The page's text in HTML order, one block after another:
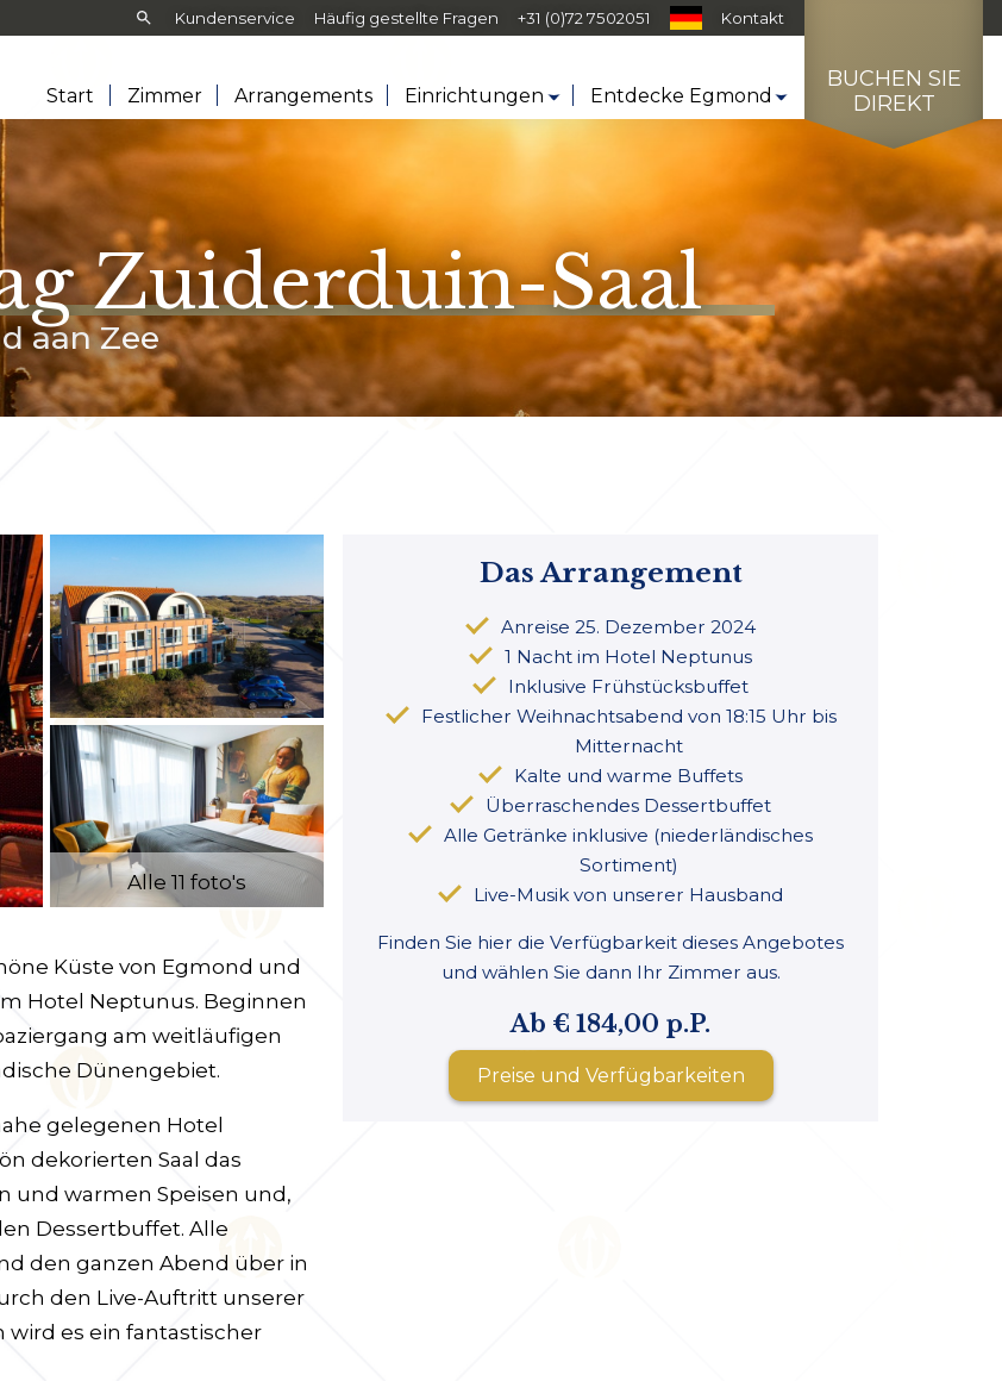
Frontend
search:
Kundenservice Häufig gestellte Fragen +31 (0)72 7502051 Kontakt
Start Zimmer Arrangements Einrichtungen Entdecke Egmond
BUCHEN SIE
DIREKT
Zuiderduin-Saal
aan Zee
Alle 11 foto's
Küste von Egmond und
Hotel Neptunus. Beginnen
am weitläufigen
Dünengebiet.
gelegenen Hotel
dekorierten Saal das
und warmen Speisen und,
Dessertbuffet. Alle
den ganzen Abend über in
den Live-Auftritt unserer
es ein fantastischer
Das Arrangement
Anreise 25. Dezember 2024
1 Nacht im Hotel Neptunus
Inklusive Frühstücksbuffet
Festlicher Weihnachtsabend von 18:15 Uhr bis
Mitternacht
Kalte und warme Buffets
Überraschendes Dessertbuffet
Alle Getränke inklusive (niederländisches
Sortiment)
Live-Musik von unserer Hausband
Finden Sie hier die Verfügbarkeit dieses Angebotes
und wählen Sie dann Ihr Zimmer aus.
Ab € 184,00 p.P.
Preise und Verfügbarkeiten